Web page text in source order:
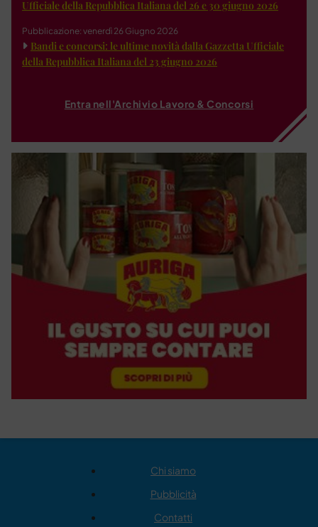
Ufficiale della Repubblica Italiana del 26 e 30 giugno 2026
Pubblicazione: venerdì 26 Giugno 2026
Bandi e concorsi: le ultime novità dalla Gazzetta Ufficiale
della Repubblica Italiana del 23 giugno 2026
Entra nell'Archivio Lavoro & Concorsi
Chi siamo
Pubblicità
Contatti